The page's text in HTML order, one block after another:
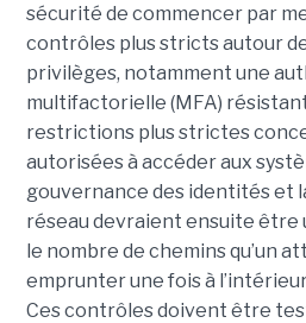
sécurité de commencer par
contrôles plus stricts autour
privilèges, notamment une
multifactorielle (MFA)
restrictions plus strictes
autorisées à accéder aux
gouvernance des identités et
réseau devraient ensuite être
le nombre de chemins qu’un
emprunter une fois à
Ces contrôles doivent être